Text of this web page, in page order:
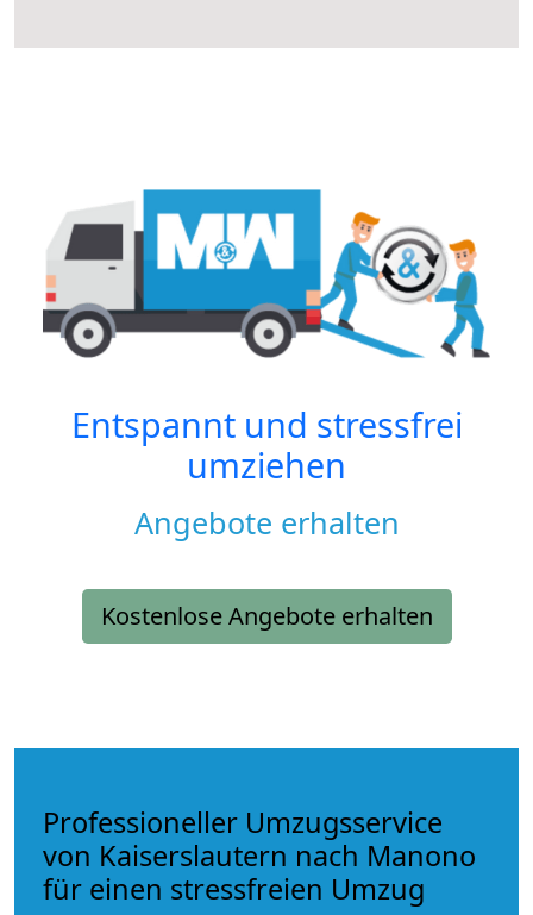
Entspannt und stressfrei
umziehen
Angebote erhalten
Kostenlose Angebote erhalten
Professioneller Umzugsservice
von Kaiserslautern nach Manono
für einen stressfreien Umzug